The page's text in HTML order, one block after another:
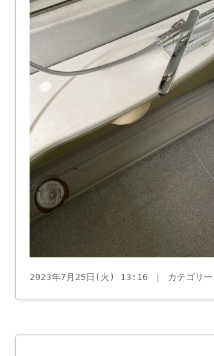
2023年7月25日(火) 13:16 ｜ カテゴリー